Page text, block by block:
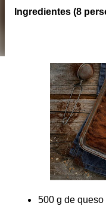
Ingredientes (8
500 g de